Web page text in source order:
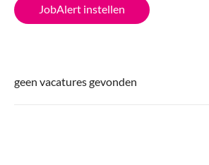
JobAlert instellen
geen vacatures gevonden